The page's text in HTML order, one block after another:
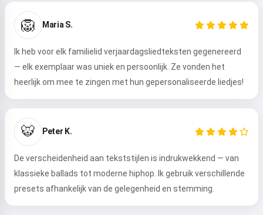
🦁 Maria S.
Ik heb voor elk familielid verjaardagsliedteksten gegenereerd
— elk exemplaar was uniek en persoonlijk. Ze vonden het
heerlijk om mee te zingen met hun gepersonaliseerde liedjes!
🐯 Peter K.
De verscheidenheid aan tekststijlen is indrukwekkend — van
klassieke ballads tot moderne hiphop. Ik gebruik verschillende
presets afhankelijk van de gelegenheid en stemming.
Ik kan liedjes maken, gedichten
schrijven en felicitaties 🥰
Probeer het